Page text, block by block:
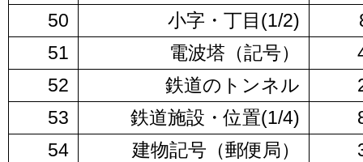
50
小字・丁目(1/2)
51
電波塔（記号）
52
鉄道のトンネル
53
鉄道施設・位置(1/4)
54
建物記号（郵便局）